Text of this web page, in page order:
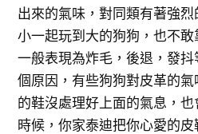
出來的氣味，對同類有著強
小一起玩到大的狗狗，也不敢
一般表現為炸毛，後退，發
個原因，有些狗狗對皮革的
的鞋沒處理好上面的氣息，
時候，你家泰迪把你心愛的